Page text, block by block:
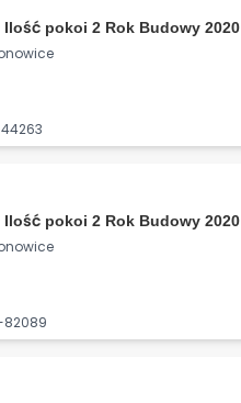
Ilość pokoi 2 Rok Budowy 2020
Ilość pokoi 2 Rok Budowy 2020
82089